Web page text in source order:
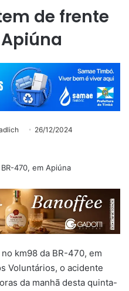
de frente
26/12/2024
km98 da BR-470, em
Voluntários, o acidente
da manhã desta quinta-